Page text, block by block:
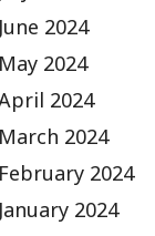
2024
May 2024
2024
March 2024
February 2024
2024